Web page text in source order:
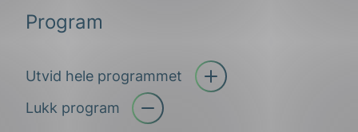
Program
Utvid hele programmet
Lukk program
Åpne trekkspill